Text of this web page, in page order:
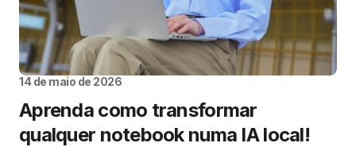
14 de maio de 2026
Aprenda como transformar
qualquer notebook numa IA local!